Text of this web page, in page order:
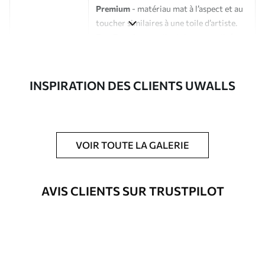
Premium - matériau mat à l’aspect et au
toucher similaires à une toile d’artiste.
Possibilité d'ajouter un vernis
protecteur pour renforcer la durabilité
du tableau.
Matériaux disponibles
INSPIRATION DES CLIENTS UWALLS
VOIR TOUTE LA GALERIE
AVIS CLIENTS SUR TRUSTPILOT